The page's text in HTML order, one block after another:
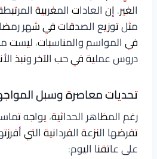
الغير. إن العادات المغربية
مثل توزيع الصدقات في شهر
في المواسم والمناسبات،
دروس عملية في حب الآخر ونبذ
تحديات معاصرة وسبل
رغم المظاهر الحداثية، يواجه
تفرضها النزعة الفردانية التي
على عاتقنا اليوم: